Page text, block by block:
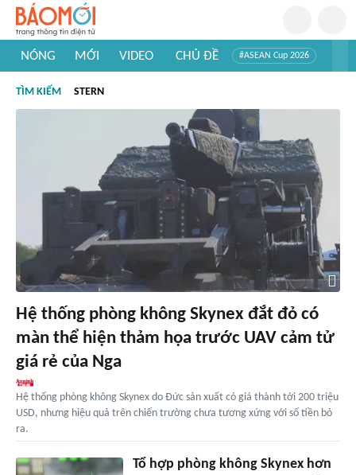
NÓNG MỚI VIDEO CHỦ ĐỀ #ASEAN Cup 2026
#Khám phá thế giới
TÌM KIẾM STERN
Hệ thống phòng không Skynex đắt đỏ có
màn thể hiện thảm họa trước UAV cảm tử
giá rẻ của Nga
Hệ thống phòng không Skynex do Đức sản xuất có giá thành tới 200 triệu
USD, nhưng hiệu quả trên chiến trường chưa tương xứng với số tiền bỏ
ra.
Tổ hợp phòng không Skynex hơn